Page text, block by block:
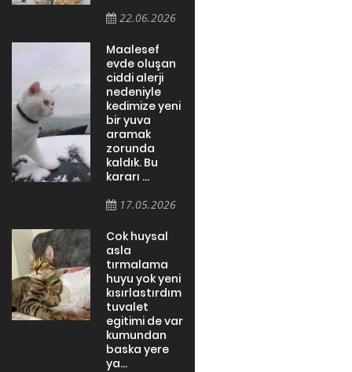
22.06.2026
Maalesef
evde oluşan
ciddi alerji
nedeniyle
kedimize yeni
bir yuva
aramak
zorunda
kaldık. Bu
kararı ...
17.05.2026
Cok huysal
asla
tırmalama
huyu yok yeni
kısırlastırdım
tuvalet
egitimi de var
kumundan
baska yere
ya...